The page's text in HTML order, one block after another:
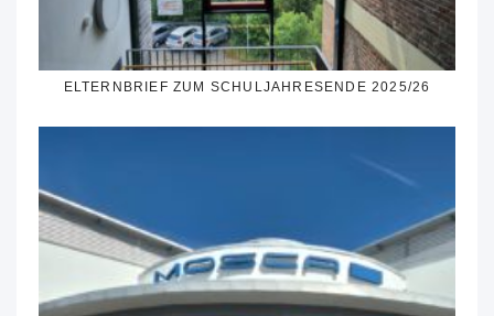
ELTERNBRIEF ZUM SCHULJAHRESENDE 2025/26